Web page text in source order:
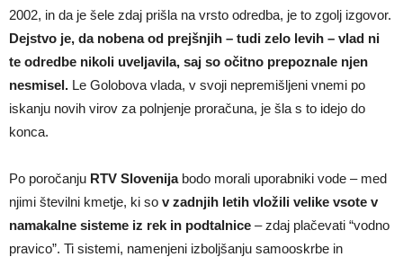
2002, in da je šele zdaj prišla na vrsto odredba, je to zgolj izgovor.
Dejstvo je, da nobena od prejšnjih – tudi zelo levih – vlad ni
te odredbe nikoli uveljavila, saj so očitno prepoznale njen
nesmisel. Le Golobova vlada, v svoji nepremišljeni vnemi po
iskanju novih virov za polnjenje proračuna, je šla s to idejo do
konca.
Po poročanju RTV Slovenijabodo morali uporabniki vode – med
njimi številni kmetje, ki so v zadnjih letih vložili velike vsote v
namakalne sisteme iz rek in podtalnice – zdaj plačevati “vodno
pravico”. Ti sistemi, namenjeni izboljšanju samooskrbe in